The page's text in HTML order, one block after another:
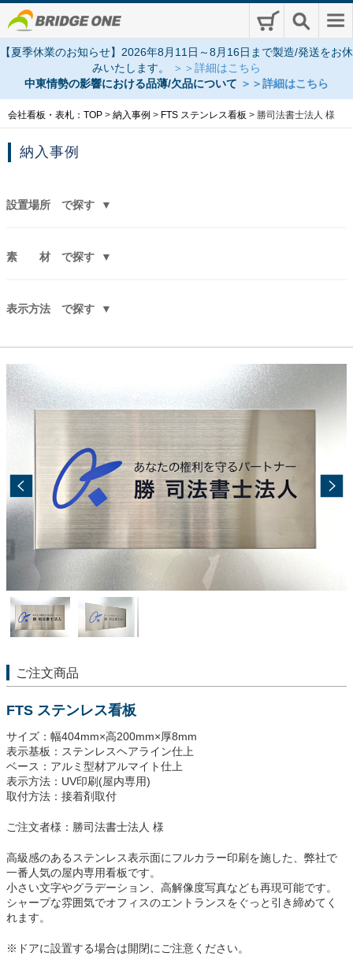
【夏季休業のお知らせ】2026年8月11日～8月16日まで製造/発送をお休
みいたします。
＞＞詳細はこちら
中東情勢の影響における品薄/欠品について ＞＞詳細はこちら
会社看板・表札：TOP > 納入事例 > FTS ステンレス看板 > 勝司法書士法人 様
納入事例
設置場所 で探す
素 材 で探す
表示方法 で探す
ご注文商品
FTS ステンレス看板
サイズ：幅404mm×高200mm×厚8mm
表示基板：ステンレスヘアライン仕上
ベース：アルミ型材アルマイト仕上
表示方法：UV印刷(屋内専用)
取付方法： 接着剤取付
ご注文者様：勝司法書士法人 様
高級感のあるステンレス表示面にフルカラー印刷を施した、弊社で
一番人気の屋内専用看板です。
小さい文字やグラデーション、高解像度写真なども再現可能です。
シャープな雰囲気でオフィスのエントランスをぐっと引き締めてく
れます。
※ドアに設置する場合は開閉にご注意ください。